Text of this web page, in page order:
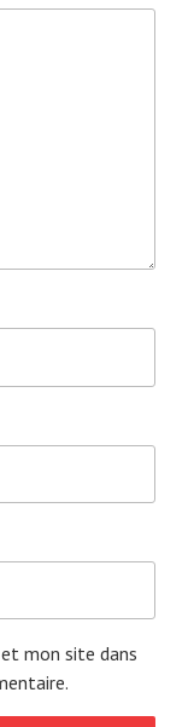
mon site dans